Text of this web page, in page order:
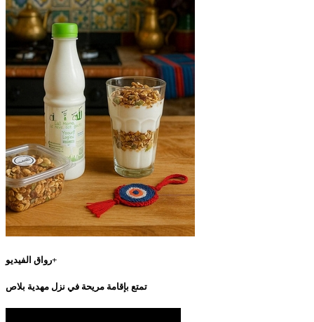
رواق الفيديو+
تمتع بإقامة مريحة في نزل مهدية بلاص